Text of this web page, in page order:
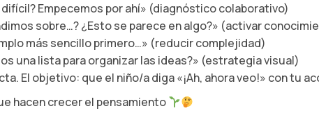
Empecemos por ahí» (diagnóstico colaborativo)
sobre…? ¿Esto se parece en algo?» (activar
más sencillo primero…» (reducir complejidad)
una lista para organizar las ideas?» (estrategia visual)
El objetivo: que el niño/a diga «¡Ah, ahora veo!» con tu
hacen crecer el pensamiento